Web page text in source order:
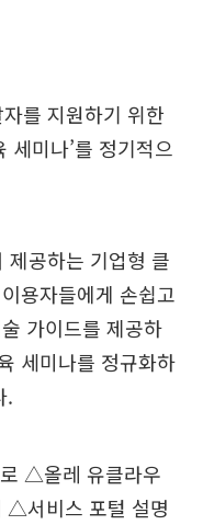
를 지원하기 위한
세미나’를 정기적으
공하는 기업형 클
용자들에게 손쉽고
가이드를 제공하
세미나를 정규화하
.
△올레 유클라우
△서비스 포털 설명